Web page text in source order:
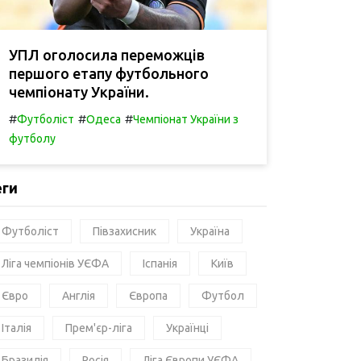
УПЛ оголосила переможців
першого етапу футбольного
чемпіонату України.
#Футболіст #Одеса #Чемпіонат України з
футболу
Футболіст Півзахисник Україна
Ліга чемпіонів УЄФА Іспанія Київ
Євро Англія Європа Футбол
Італія Прем'єр-ліга Українці